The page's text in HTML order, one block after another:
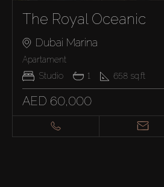
The Royal Oceanic
Dubai Marina
Apartament
Studio
1 658 sq.ft
AED 60,000